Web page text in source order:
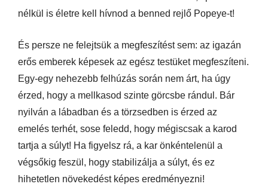
nélkül is életre kell hívnod a benned rejlő Popeye-t!
És persze ne felejtsük a megfeszítést sem: az igazán
erős emberek képesek az egész testüket megfeszíteni.
Egy-egy nehezebb felhúzás során nem árt, ha úgy
érzed, hogy a mellkasod szinte görcsbe rándul. Bár
nyilván a lábadban és a törzsedben is érzed az
emelés terhét, sose feledd, hogy mégiscsak a karod
tartja a súlyt! Ha figyelsz rá, a kar önkéntelenül a
végsőkig feszül, hogy stabilizálja a súlyt, és ez
hihetetlen növekedést képes eredményezni!